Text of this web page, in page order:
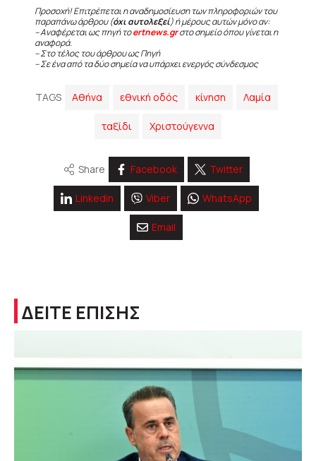
Προσοχή! Επιτρέπεται η αναδημοσίευση των πληροφοριών του
παραπάνω άρθρου (όχι αυτολεξεί) ή μέρους αυτών μόνο αν:
– Αναφέρεται ως πηγή τοertnews.grστο σημείο όπου γίνεται η
αναφορά.
– Στο τέλος του άρθρου ως Πηγή
– Σε ένα από τα δύο σημεία να υπάρχει ενεργός σύνδεσμος
TAGS Αθήνα εθνική οδός κίνηση Λαμία
ταξίδι Χριστούγεννα
Share Facebook Twitter
Linkedin Viber WhatsApp
Email
ΔΕΙΤΕ ΕΠΙΣΗΣ